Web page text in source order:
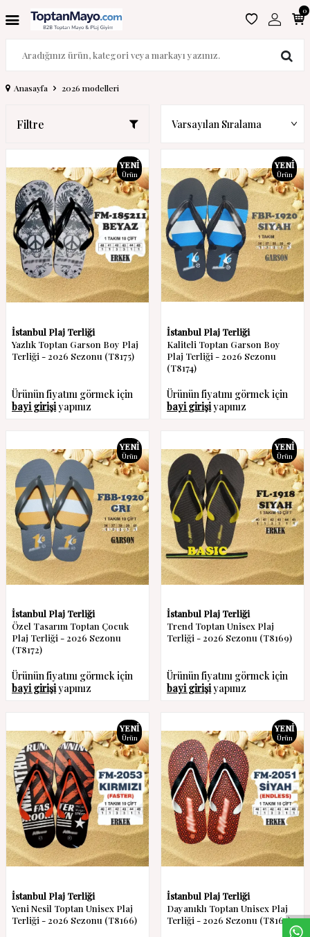
0
Anasayfa 2026 modelleri
Filtre
YENI
Ürün
İstanbul Plaj Terliği
Yazlık Toptan Garson Boy Plaj
Terliği - 2026 Sezonu (T8175)
Ürünün fiyatını görmek için
bayi girişiyapınız
YENI
Ürün
İstanbul Plaj Terliği
Kaliteli Toptan Garson Boy
Plaj Terliği - 2026 Sezonu
(T8174)
Ürünün fiyatını görmek için
bayi girişiyapınız
YENI
Ürün
İstanbul Plaj Terliği
Özel Tasarım Toptan Çocuk
Plaj Terliği - 2026 Sezonu
(T8172)
Ürünün fiyatını görmek için
bayi girişiyapınız
YENI
Ürün
İstanbul Plaj Terliği
Trend Toptan Unisex Plaj
Terliği - 2026 Sezonu (T8169)
Ürünün fiyatını görmek için
bayi girişiyapınız
YENI
Ürün
İstanbul Plaj Terliği
Yeni Nesil Toptan Unisex Plaj
Terliği - 2026 Sezonu (T8166)
YENI
Ürün
İstanbul Plaj Terliği
Dayanıklı Toptan Unisex Plaj
Terliği - 2026 Sezonu (T8165)